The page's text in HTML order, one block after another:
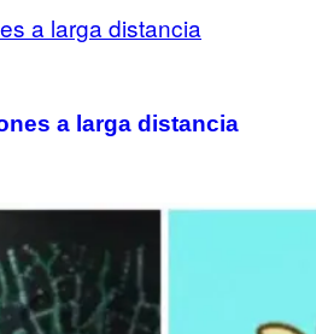
a larga distancia